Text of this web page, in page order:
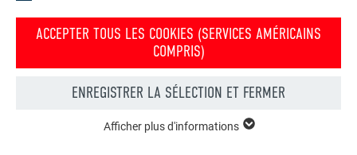
Nous vous présentons un montage photo de l’aspect
qu’aurait votre maison avec une toiture ou une façade
ACCEPTER TOUS LES COOKIES (SERVICES AMÉRICAINS
COMPRIS)
ENREGISTRER LA SÉLECTION ET FERMER
Afficher plus d'informations